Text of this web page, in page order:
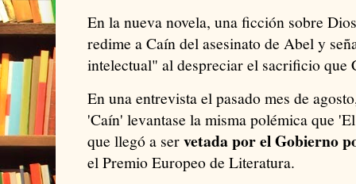
En la nueva novela, una ficción sobre
redime a Caín del asesinato de Abel y
intelectual" al despreciar el sacrificio que
En una entrevista el pasado mes de
'Caín' levantase la misma polémica que
que llegó a servetada por el Gobierno
el Premio Europeo de Literatura.